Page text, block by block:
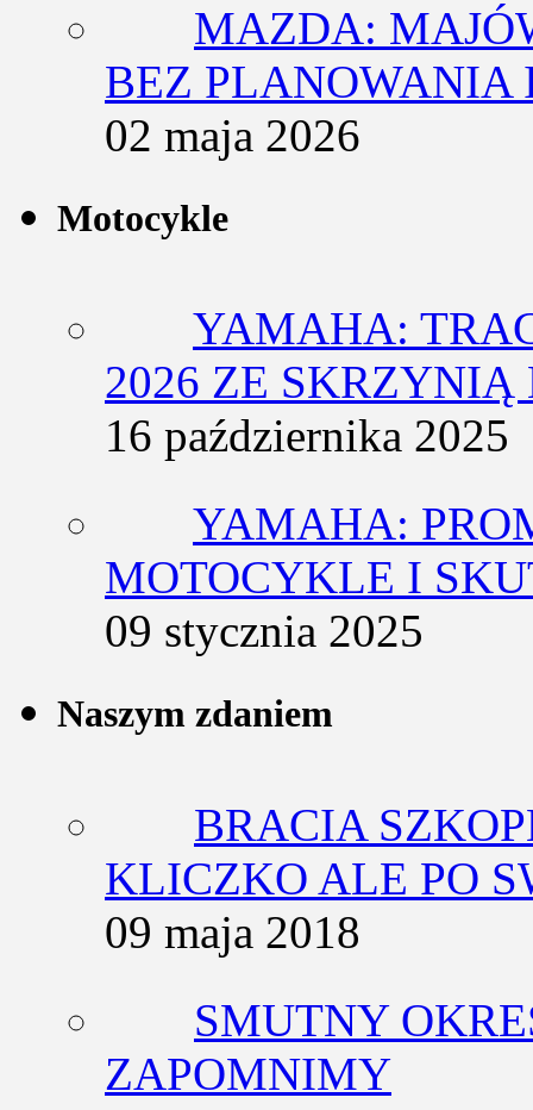
MAZDA:
BEZ PLANOWANIA
02 maja 2026
Motocykle
YAMAHA:
2026 ZE
16 października 2025
YAMAHA:
MOTOCYKLE I
09 stycznia 2025
Naszym zdaniem
BRACIA
KLICZKO ALE PO
09 maja 2018
SMUTNY
ZAPOMNIMY